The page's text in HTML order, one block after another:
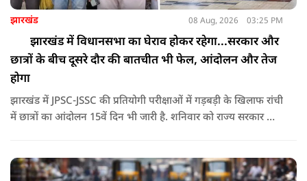
झारखंड 08 Aug, 2026 03:25 PM
झारखंड में विधानसभा का घेराव होकर रहेगा...सरकार और
छात्रों के बीच दूसरे दौर की बातचीत भी फेल, आंदोलन और तेज
होगा
झारखंड में JPSC-JSSC की प्रतियोगी परीक्षाओं में गड़बड़ी के खिलाफ रांची
में छात्रों का आंदोलन 15वें दिन भी जारी है. शनिवार को राज्य सरकार और